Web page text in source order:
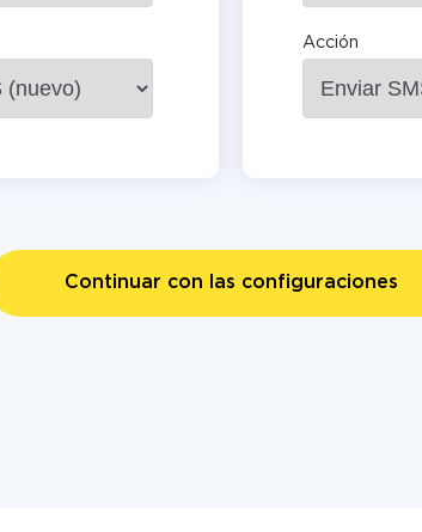
Acción
Continuar con las configuraciones